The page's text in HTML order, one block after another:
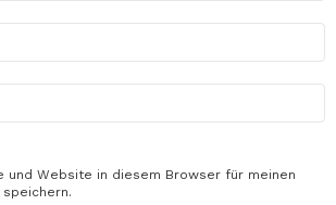
und Website in diesem Browser für meinen